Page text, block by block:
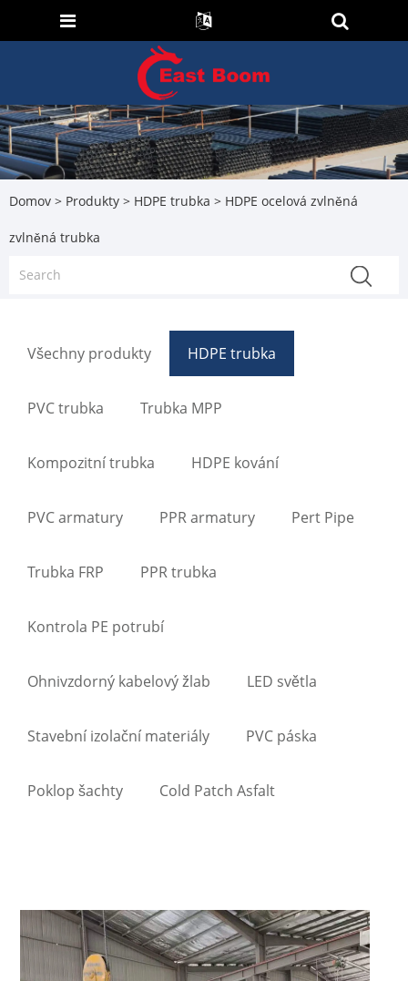
Domov > Produkty > HDPE trubka > HDPE ocelová zvlněná
zvlněná trubka
Všechny produkty HDPE trubka
PVC trubka Trubka MPP
Kompozitní trubka HDPE kování
PVC armatury PPR armatury Pert Pipe
Trubka FRP PPR trubka
Kontrola PE potrubí
Ohnivzdorný kabelový žlab LED světla
Stavební izolační materiály PVC páska
Poklop šachty Cold Patch Asfalt